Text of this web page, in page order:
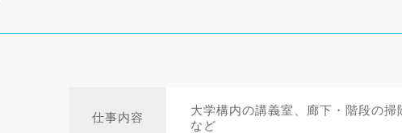
仕事内容
大学構内の講義室、廊下・階段の
など